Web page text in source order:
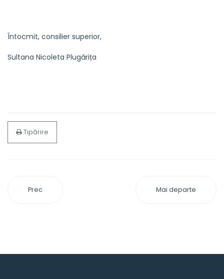
Întocmit, consilier superior,
Sultana Nicoleta Plugărița
Tipărire
Prec Mai departe